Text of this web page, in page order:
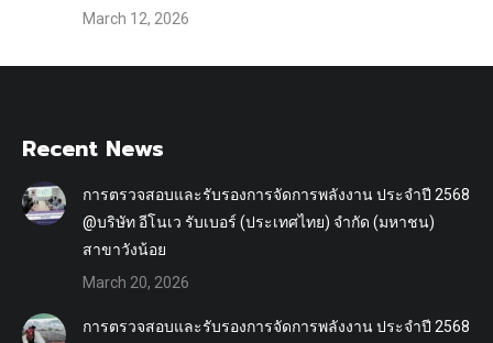
March 12, 2026
Recent News
การตรวจสอบและรับรองการจัดการพลังงาน ประจำปี 2568
@บริษัท อีโนเว รับเบอร์ (ประเทศไทย) จำกัด (มหาชน)
สาขาวังน้อย
March 20, 2026
การตรวจสอบและรับรองการจัดการพลังงาน ประจำปี 2568